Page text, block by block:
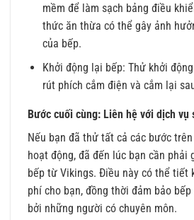
mềm để làm sạch bảng điều
thức ăn thừa có thể gây ảnh
của bếp.
Khởi động lại bếp: Thử khởi
rút phích cắm điện và cắm lại
Bước cuối cùng: Liên hệ với dịch vụ
Nếu bạn đã thử tất cả các bước
hoạt động, đã đến lúc bạn cần phải
bếp từ Vikings. Điều này có thể tiết
phí cho bạn, đồng thời đảm bảo
bởi những người có chuyên môn.